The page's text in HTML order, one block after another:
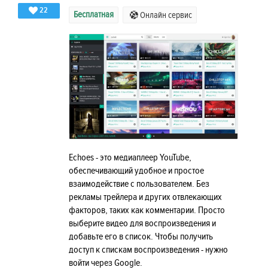
22 Бесплатная Онлайн сервис
Echoes - это медиаплеер YouTube,
обеспечивающий удобное и простое
взаимодействие с пользователем. Без
рекламы трейлера и других отвлекающих
факторов, таких как комментарии. Просто
выберите видео для воспроизведения и
добавьте его в список. Чтобы получить
доступ к спискам воспроизведения - нужно
войти через Google.